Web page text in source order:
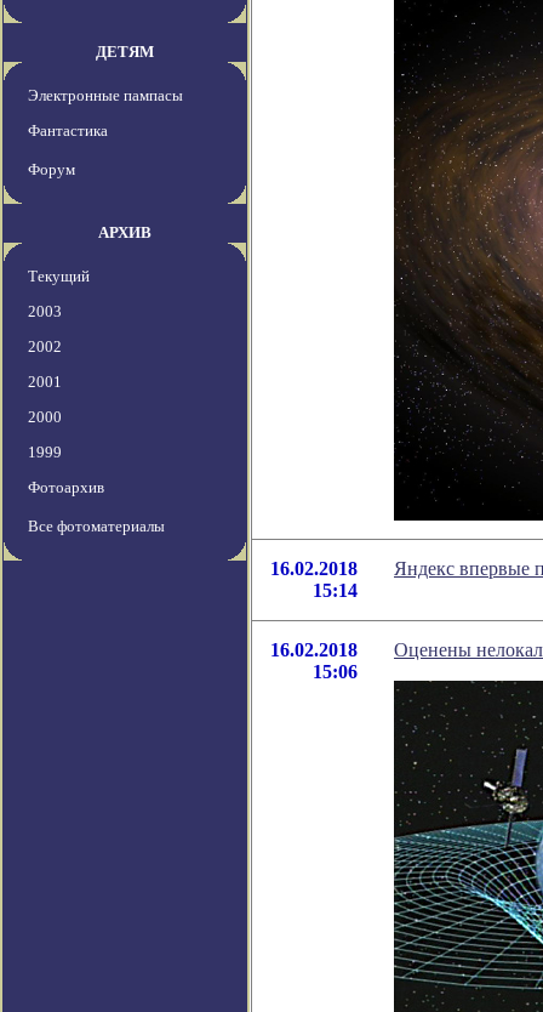
ДЕТЯМ
Электронные пампасы
Фантастика
Форум
АРХИВ
Текущий
2003
2002
2001
2000
1999
Фотоархив
Все фотоматериалы
16.02.2018
15:14
Яндекс впервые
16.02.2018
15:06
Оценены